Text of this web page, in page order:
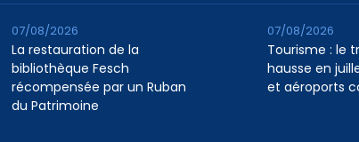
La restauration de la
bibliothèque Fesch
récompensée par un Ruban
du Patrimoine
07/08/2026
Tourisme : le
hausse en
et aéroports
07/08/2026